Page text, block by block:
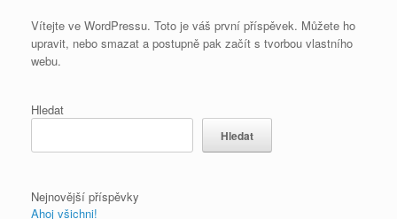
Vítejte ve WordPressu. Toto je váš první příspěvek. Můžete ho
upravit, nebo smazat a postupně pak začít s tvorbou vlastního
webu.
Hledat
Hledat
Nejnovější příspěvky
Ahoj všichni!